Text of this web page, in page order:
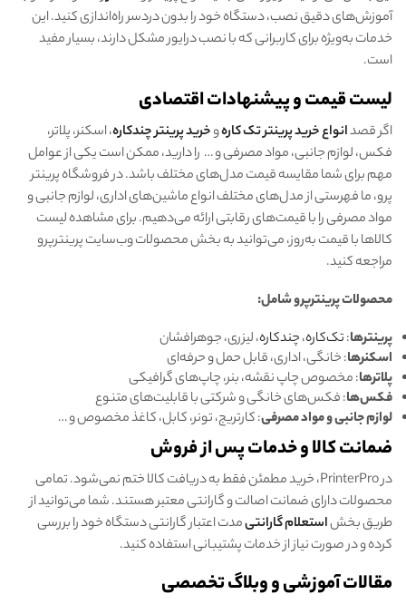
آموزش‌های دقیق نصب، دستگاه خود را بدون دردسر راه‌اندازی کنید. این
خدمات به‌ویژه برای کاربرانی که با نصب درایور مشکل دارند، بسیار مفید
است.
لیست قیمت و پیشنهادات اقتصادی
اگر قصدانواع خرید پرینتر تک کارهوخرید پرینتر چندکاره، اسکنر، پلاتر،
فکس، لوازم جانبی، مواد مصرفی و … را دارید، ممکن است یکی از عوامل
مهم برای شما مقایسه قیمت مدل‌های مختلف باشد. در فروشگاه پرینتر
پرو، ما فهرستی از مدل‌های مختلف انواع ماشین‌های اداری، لوازم جانبی و
مواد مصرفی را با قیمت‌های رقابتی ارائه می‌دهیم. برای مشاهده لیست
کالاها با قیمت به‌روز، می‌توانید به بخش محصولات وب‌سایت پرینترپرو
مراجعه کنید.
محصولات پرینترپرو شامل:
پرینترها:تک‌کاره،چندکاره، لیزری، جوهرافشان
اسکنرها: خانگی، اداری، قابل حمل و حرفه‌ای
پلاترها: مخصوص چاپ نقشه‌، بنر، چاپ‌های گرافیکی
فکس‌ها: فکس‌های خانگی و شرکتی با قابلیت‌های متنوع
لوازم جانبی و مواد مصرفی: کارتریج، تونر، کابل، کاغذ مخصوص و …
ضمانت کالا و خدمات پس از فروش
در PrinterPro، خرید مطمئن فقط به دریافت کالا ختم نمی‌شود. تمامی
محصولات دارای ضمانت اصالت و گارانتی معتبر هستند. شما می‌توانید از
طریق بخشاستعلام گارانتیمدت اعتبار گارانتی دستگاه خود را بررسی
کرده و در صورت نیاز از خدمات پشتیبانی استفاده کنید.
مقالات آموزشی و وبلاگ تخصصی